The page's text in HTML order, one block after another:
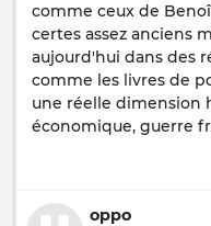
comme ceux de
certes assez anciens
aujourd'hui dans des
comme les livres de
une réelle dimension
économique, guerre
oppo